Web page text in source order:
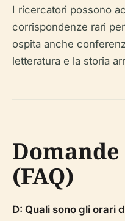
I ricercatori possono
corrispondenze rari
ospita anche
letteratura e la storia
(FAQ)
D: Quali sono gli orari